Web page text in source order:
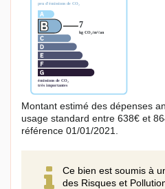
Montant estimé des dépenses
usage standard entre 638€ et
référence 01/01/2021.
Ce bien est soumis à
des Risques et